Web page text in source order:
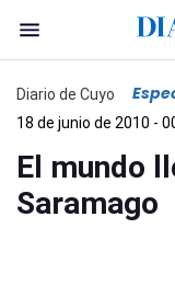
Diario de Cuyo
18 de junio de 2010 -
El mundo
Saramago